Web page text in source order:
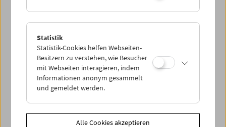
PROGRAMM ÜBERBLICK
Statistik
Statistik-Cookies helfen Webseiten-
Besitzern zu verstehen, wie Besucher
mit Webseiten interagieren, indem
Informationen anonym gesammelt
und gemeldet werden.
Alle Cookies akzeptieren